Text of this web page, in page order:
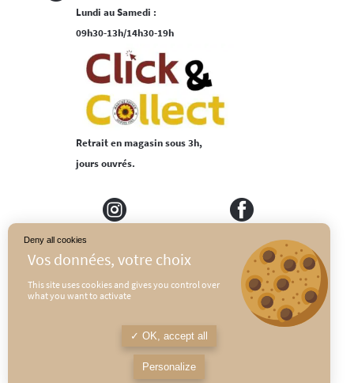
Lundi au Samedi :
09h30-13h/14h30-19h
Retrait en magasin sous 3h,
jours ouvrés.
MEDIAPILOTE
PLAN DU SITE
CONDITIONS GÉNÉRALES DE VENTE
POLITIQUE DE CONFIDENTIALITÉ
MENTIONS LÉGALES
This site uses cookies and gives you control over
what you want to activate
OK, accept all
Deny all cookies
Personalize